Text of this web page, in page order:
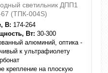
светильник ДПП1
(ТПК-004S)
В: 174-264
Вт: 30-300
алюминий, оптика -
к ультрафиолету
крепление на плоскую